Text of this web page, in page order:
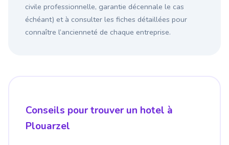
civile professionnelle, garantie décennale le cas
échéant) et à consulter les fiches détaillées pour
connaître l’ancienneté de chaque entreprise.
Conseils pour trouver un hotel à
Plouarzel